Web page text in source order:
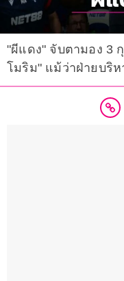
"ผีแดง" จับตามอง 3
โมริม" แม้ว่าฝ่ายบริ